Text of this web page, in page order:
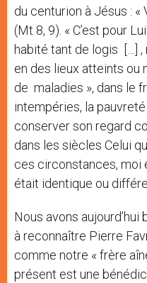
du centurion à Jésus : «
(Mt 8, 9). « C’est pour
habité tant de logis […] ,
en des lieux atteints ou
de maladies », dans le
intempéries, la
conserver son regard
dans les siècles Celui
ces circonstances, moi
était identique ou
Nous avons
à reconnaître Pierre
comme notre « frère
présent est une